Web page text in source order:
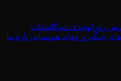
روزانهحذف‌شدگانتلفات
جنگپروژه‌های هم‌پیماندرباره ما